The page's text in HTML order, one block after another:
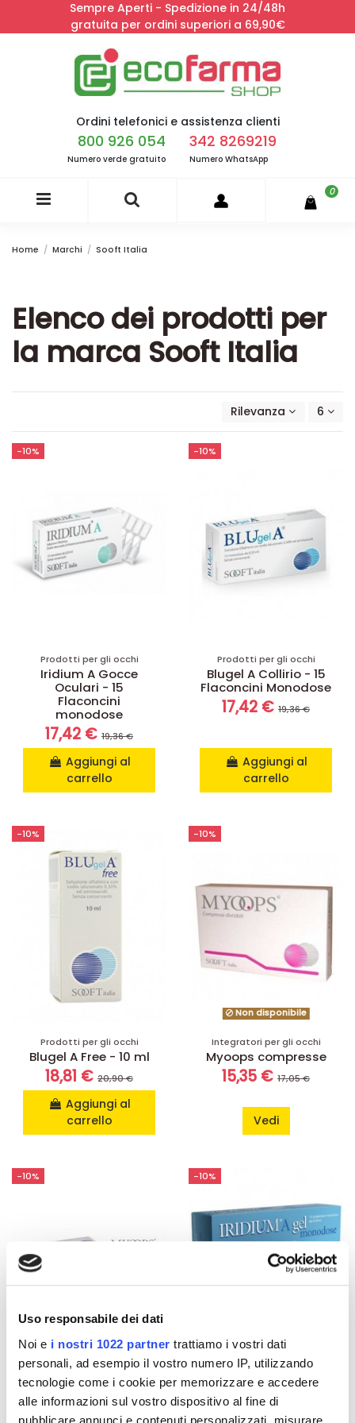
Uso responsabile dei dati
Noi e i nostri 1022 partner trattiamo i vostri dati
personali, ad esempio il vostro numero IP, utilizzando
tecnologie come i cookie per memorizzare e accedere
alle informazioni sul vostro dispositivo al fine di
pubblicare annunci e contenuti personalizzati, misurare
Sempre Aperti - Spedizione in 24/48h
gratuita per ordini superiori a 69,90€
Ordini telefonici e assistenza clienti
800 926 054
Numero verde gratuito
342 8269219
Numero WhatsApp
0
Home Marchi Sooft Italia
Elenco dei prodotti per
la marca Sooft Italia
Rilevanza 6
-10%
Prodotti per gli occhi
Iridium A Gocce
Oculari - 15
Flaconcini
monodose
17,42 € 19,36 €
Aggiungi al
carrello
-10%
Prodotti per gli occhi
Blugel A Collirio - 15
Flaconcini Monodose
17,42 € 19,36 €
Aggiungi al
carrello
-10%
Prodotti per gli occhi
Blugel A Free - 10 ml
18,81 € 20,90 €
Aggiungi al
carrello
-10%
Non disponibile
Integratori per gli occhi
Myoops compresse
15,35 € 17,05 €
Vedi
-10%
Integratori per gli occhi
Myoops - 10
-10%
Prodotti per gli occhi
Iridium A Gel
monodose - 15